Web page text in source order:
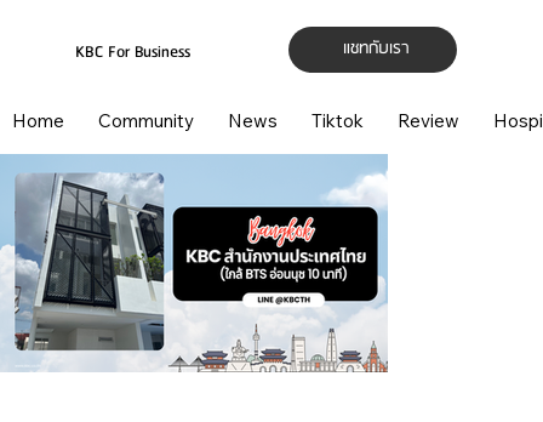
แชทกับเรา
KBC For Business
Home Community News Tiktok Review